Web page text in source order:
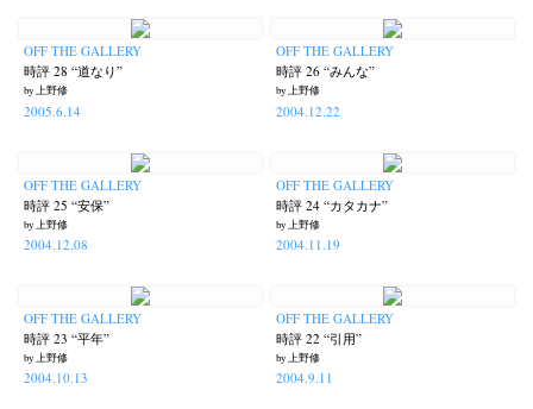
OFF THE GALLERY
時評 28 “道なり”
by 上野修
2005.6.14
OFF THE GALLERY
時評 26 “みんな”
by 上野修
2004.12.22
OFF THE GALLERY
時評 25 “安保”
by 上野修
2004.12.08
OFF THE GALLERY
時評 24 “カタカナ”
by 上野修
2004.11.19
OFF THE GALLERY
時評 23 “平年”
by 上野修
2004.10.13
OFF THE GALLERY
時評 22 “引用”
by 上野修
2004.9.11